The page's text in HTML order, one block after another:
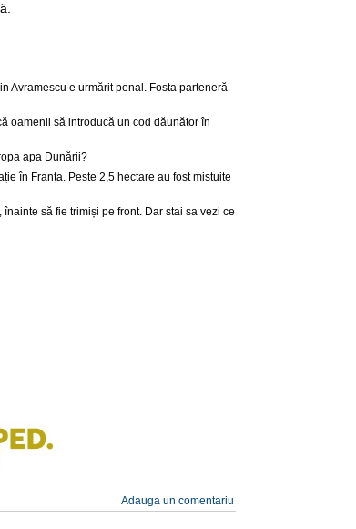
Avramescu e urmărit penal. Fosta parteneră
oamenii să introducă un cod dăunător în
apa Dunării?
în Franța. Peste 2,5 hectare au fost mistuite
să fie trimiși pe front. Dar stai sa vezi ce
Adauga un comentariu